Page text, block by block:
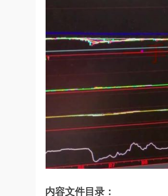
内容文件目录：